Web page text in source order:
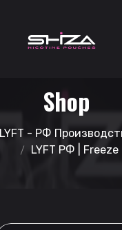
Shop
LYFT - РФ
LYFT РФ | Freeze